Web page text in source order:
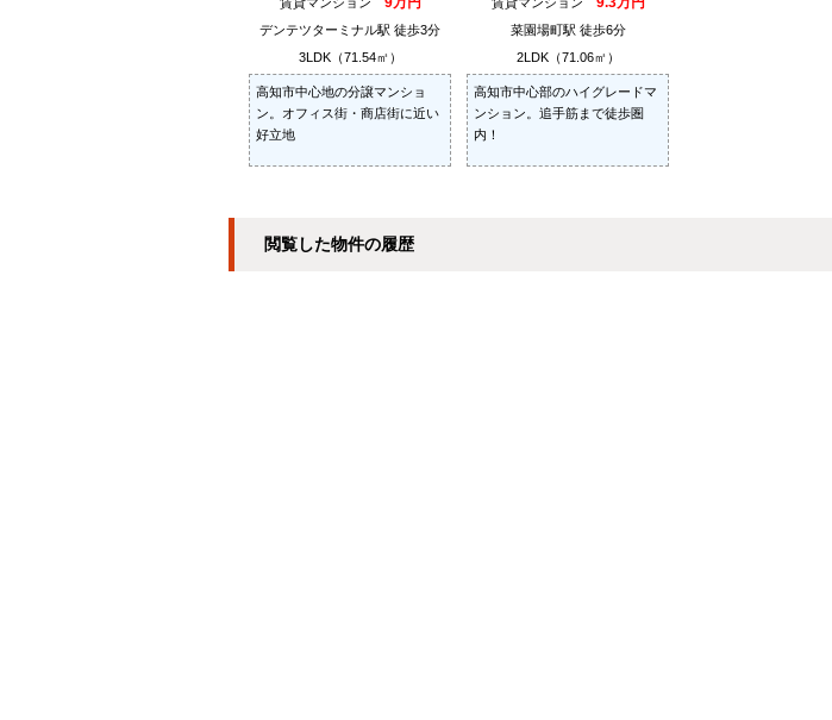
デンテツターミナル駅 徒歩3分
3LDK（71.54㎡）
高知市中心地の分譲マンショ
ン。オフィス街・商店街に近い
好立地
菜園場町駅 徒歩6分
2LDK（71.06㎡）
高知市中心部のハイグレードマ
ンション。追手筋まで徒歩圏
内！
閲覧した物件の履歴